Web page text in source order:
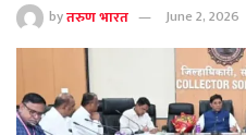
byतरुण भारत June 2, 2026